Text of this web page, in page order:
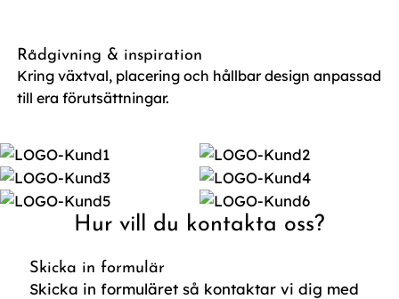
Rådgivning & inspiration
Kring växtval, placering och hållbar design anpassad
till era förutsättningar.
Hur vill du kontakta oss?
Skicka in formulär
Skicka in formuläret så kontaktar vi dig med